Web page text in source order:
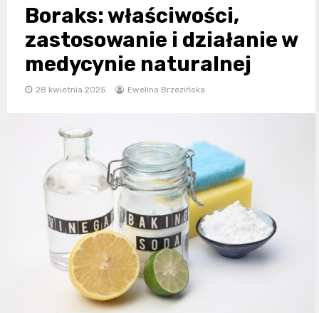
Boraks: właściwości,
zastosowanie i działanie w
medycynie naturalnej
28 kwietnia 2025 Ewelina Brzezińska